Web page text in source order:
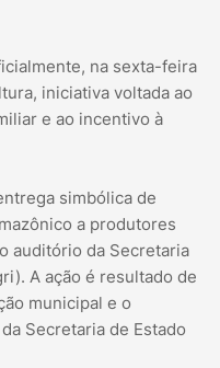
na sexta-feira
iniciativa voltada ao
e ao incentivo à
simbólica de
a produtores
auditório da Secretaria
A ação é resultado de
municipal e o
Secretaria de Estado